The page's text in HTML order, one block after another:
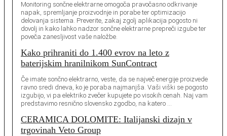
Monitoring sončne elektrarne omogoča pravočasno odkrivanje
napak, spremljanje proizvodnje in porabe ter optimizacijo
delovanja sistema. Preverite, zakaj zgolj aplikacija pogosto ni
dovolj in kako lahko nadzor sončne elektrarne prepreči izgube ter
poveča zanesljivost vaše naložbe.
Kako prihraniti do 1.400 evrov na leto z
baterijskim hranilnikom SunContract
Če imate sončno elektrarno, veste, da se največ energije proizvede
ravno sredi dneva, ko je poraba najmanjša. Vaši viški se pogosto
izgubijo, vi pa elektriko zvečer kupujete po visokih cenah. Naj vam
predstavimo resnično slovensko zgodbo, na katero …
CERAMICA DOLOMITE: Italijanski dizajn v
trgovinah Veto Group